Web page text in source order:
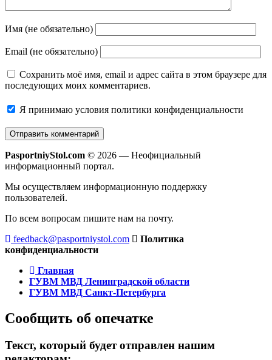
Имя (не обязательно)
Email (не обязательно)
Сохранить моё имя, email и адрес сайта в этом браузере для
последующих моих комментариев.
Я принимаю условия политики конфиденциальности
PasportniyStol.com © 2026 — Неофициальный
информационный портал.
Мы осуществляем информационную поддержку
пользователей.
По всем вопросам пишите нам на почту.
feedback@pasportniystol.com
Политика
конфиденциальности
Главная
ГУВМ МВД Ленинградской области
ГУВМ МВД Санкт-Петербурга
Сообщить об опечатке
Текст, который будет отправлен нашим